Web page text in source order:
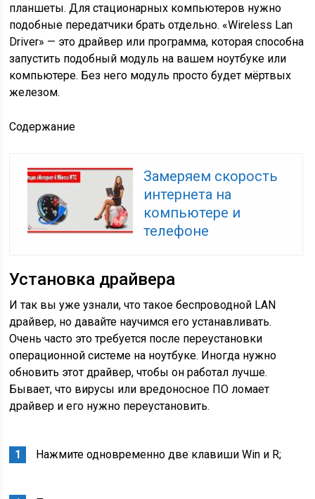
планшеты. Для стационарных компьютеров нужно
подобные передатчики брать отдельно. «Wireless Lan
Driver» — это драйвер или программа, которая способна
запустить подобный модуль на вашем ноутбуке или
компьютере. Без него модуль просто будет мёртвых
железом.
Содержание
Замеряем скорость
интернета на
компьютере и
телефоне
Установка драйвера
И так вы уже узнали, что такое беспроводной LAN
драйвер, но давайте научимся его устанавливать.
Очень часто это требуется после переустановки
операционной системе на ноутбуке. Иногда нужно
обновить этот драйвер, чтобы он работал лучше.
Бывает, что вирусы или вредоносное ПО ломает
драйвер и его нужно переустановить.
Нажмите одновременно две клавиши Win и R;